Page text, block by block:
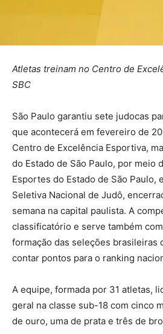
Atletas treinam no Centro de
SBC
São Paulo garantiu sete judocas
que acontecerá em fevereiro de
Centro de Excelência Esportiva,
do Estado de São Paulo, por meio
Esportes do Estado de São Paulo,
Seletiva Nacional de Judô,
semana na capital paulista. A
classificatório e serve também
formação das seleções brasileiras
contar pontos para o ranking
A equipe, formada por 31 atletas,
geral na classe sub-18 com cinco
de ouro, uma de prata e três de